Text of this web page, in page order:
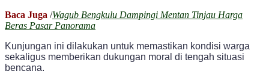
Baca Juga /Wagub Bengkulu Dampingi Mentan Tinjau Harga
Beras Pasar Panorama
Kunjungan ini dilakukan untuk memastikan kondisi warga
sekaligus memberikan dukungan moral di tengah situasi
bencana.